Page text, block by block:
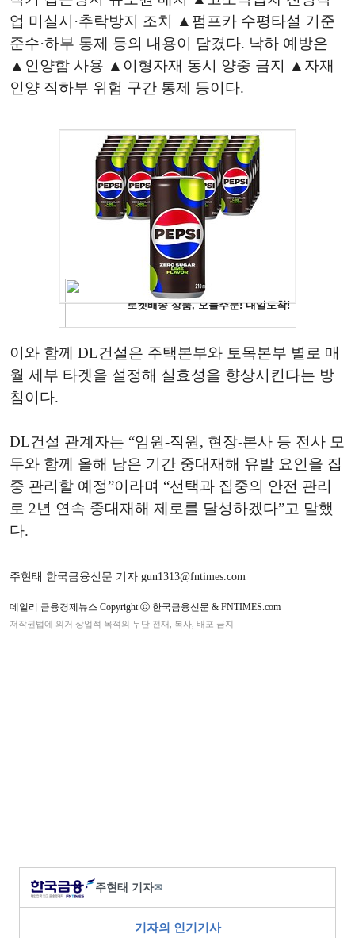
업 미실시·추락방지 조치 ▲펌프카 수평타설 기준
준수·하부 통제 등의 내용이 담겼다. 낙하 예방은
▲인양함 사용 ▲이형자재 동시 양중 금지 ▲자재
인양 직하부 위험 구간 통제 등이다.
이와 함께 DL건설은 주택본부와 토목본부 별로 매
월 세부 타겟을 설정해 실효성을 향상시킨다는 방
침이다.
DL건설 관계자는 “임원-직원, 현장-본사 등 전사 모
두와 함께 올해 남은 기간 중대재해 유발 요인을 집
중 관리할 예정”이라며 “선택과 집중의 안전 관리
로 2년 연속 중대재해 제로를 달성하겠다”고 말했
다.
주현태 한국금융신문 기자 gun1313@fntimes.com
데일리 금융경제뉴스 Copyright ⓒ 한국금융신문 & FNTIMES.com
저작권법에 의거 상업적 목적의 무단 전재, 복사, 배포 금지
주현태 기자✉
기자의 인기기사